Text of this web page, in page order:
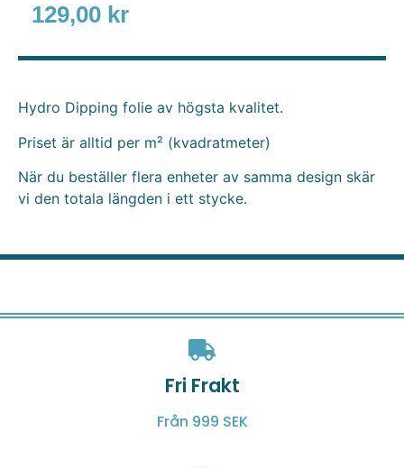
129,00 kr
Hydro Dipping folie av högsta kvalitet.
Priset är alltid per m² (kvadratmeter)
När du beställer flera enheter av samma design skär
vi den totala längden i ett stycke.
Fri Frakt
Från 999 SEK